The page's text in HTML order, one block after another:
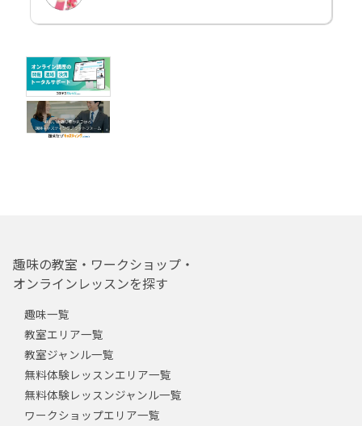
趣味の教室・ワークショップ・
オンラインレッスンを探す
趣味一覧
教室エリア一覧
教室ジャンル一覧
無料体験レッスンエリア一覧
無料体験レッスンジャンル一覧
ワークショップエリア一覧